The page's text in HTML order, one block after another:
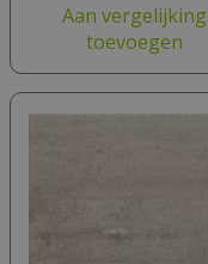
Aan vergelijking
toevoegen